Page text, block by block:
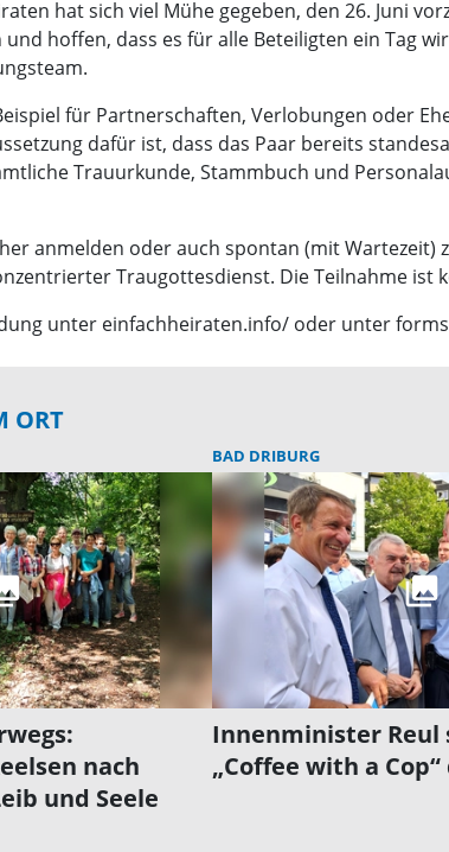
hat sich viel Mühe gegeben, den 26. Juni
hoffen, dass es für alle Beteiligten ein Tag
für Partnerschaften, Verlobungen oder
dafür ist, dass das Paar bereits
Trauurkunde, Stammbuch und
anmelden oder auch spontan (mit
Traugottesdienst. Die Teilnahme ist
unter einfachheiraten.info/ oder unter
ORT
nach
und Seele
BAD DRIBURG
Innenminister Reul
„Coffee with a